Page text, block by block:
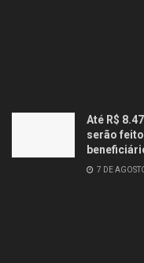
Até R$
serão
7 DE